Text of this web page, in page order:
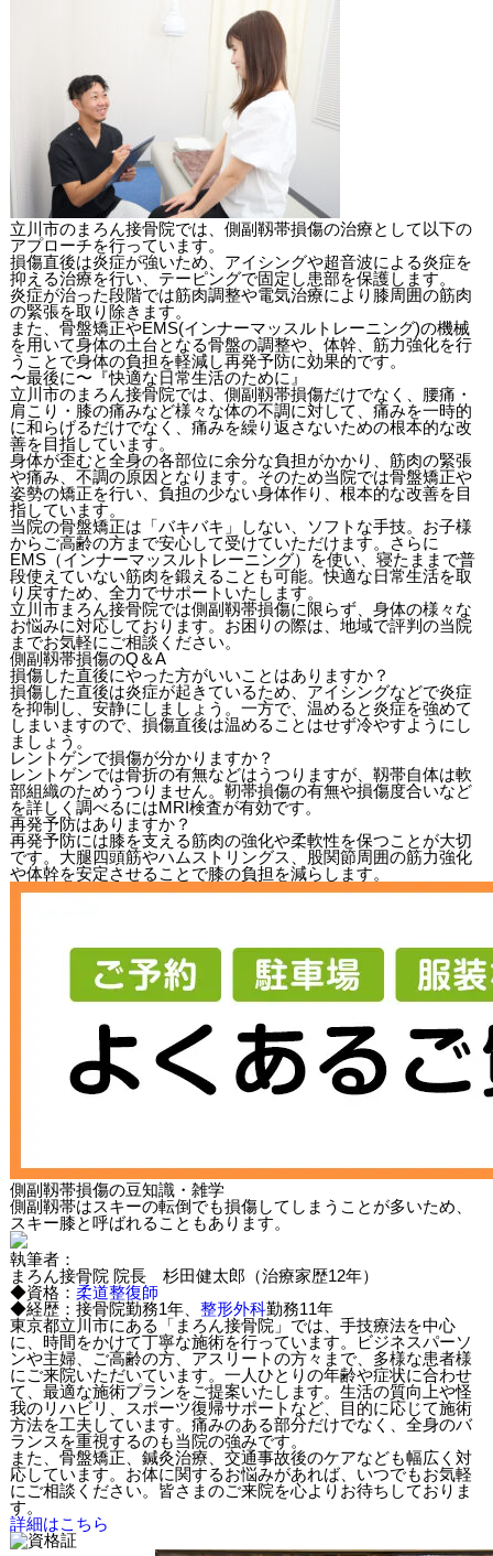
立川市のまろん接骨院では、側副靱帯損傷の治療として以下の
アプローチを行っています。
損傷直後は炎症が強いため、アイシングや超音波による炎症を
抑える治療を行い、テーピングで固定し患部を保護します。
炎症が治った段階では筋肉調整や電気治療により膝周囲の筋肉
の緊張を取り除きます。
また、骨盤矯正やEMS(インナーマッスルトレーニング)の機械
を用いて身体の土台となる骨盤の調整や、体幹、筋力強化を行
うことで身体の負担を軽減し再発予防に効果的です。
〜最後に〜『快適な日常生活のために』
立川市のまろん接骨院では、側副靱帯損傷だけでなく、腰痛・
肩こり・膝の痛みなど様々な体の不調に対して、痛みを一時的
に和らげるだけでなく、痛みを繰り返さないための根本的な改
善を目指しています。
身体が歪むと全身の各部位に余分な負担がかかり、筋肉の緊張
や痛み、不調の原因となります。そのため当院では骨盤矯正や
姿勢の矯正を行い、負担の少ない身体作り、根本的な改善を目
指しています。
当院の骨盤矯正は「バキバキ」しない、ソフトな手技。お子様
からご高齢の方まで安心して受けていただけます。さらに
EMS（インナーマッスルトレーニング）を使い、寝たままで普
段使えていない筋肉を鍛えることも可能。快適な日常生活を取
り戻すため、全力でサポートいたします。
立川市まろん接骨院では側副靱帯損傷に限らず、身体の様々な
お悩みに対応しております。お困りの際は、地域で評判の当院
までお気軽にご相談ください。
側副靱帯損傷のQ＆A
損傷した直後にやった方がいいことはありますか？
損傷した直後は炎症が起きているため、アイシングなどで炎症
を抑制し、安静にしましょう。 一方で、温めると炎症を強めて
しまいますので、損傷直後は温めることはせず冷やすようにし
ましょう。
レントゲンで損傷が分かりますか？
レントゲンでは骨折の有無などはうつりますが、靱帯自体は軟
部組織のためうつりません。 靭帯損傷の有無や損傷度合いなど
を詳しく調べるにはMRI検査が有効です。
再発予防はありますか？
再発予防には膝を支える筋肉の強化や柔軟性を保つことが大切
です。大腿四頭筋やハムストリングス、股関節周囲の筋力強化
や体幹を安定させることで膝の負担を減らします。
側副靱帯損傷の豆知識・雑学
側副靱帯はスキーの転倒でも損傷してしまうことが多いため、
スキー膝と呼ばれることもあります。
執筆者：
まろん接骨院 院長 杉田健太郎（治療家歴12年）
◆資格： 柔道整復師
◆経歴：接骨院勤務1年、 整形外科勤務11年
東京都立川市にある「まろん接骨院」では、手技療法を中心
に、時間をかけて丁寧な施術を行っています。ビジネスパーソ
ンや主婦、ご高齢の方、アスリートの方々まで、多様な患者様
にご来院いただいています。一人ひとりの年齢や症状に合わせ
て、最適な施術プランをご提案いたします。生活の質向上や怪
我のリハビリ、スポーツ復帰サポートなど、目的に応じて施術
方法を工夫しています。痛みのある部分だけでなく、全身のバ
ランスを重視するのも当院の強みです。
また、骨盤矯正、鍼灸治療、交通事故後のケアなども幅広く対
応しています。お体に関するお悩みがあれば、いつでもお気軽
にご相談ください。皆さまのご来院を心よりお待ちしておりま
す。
詳細はこちら